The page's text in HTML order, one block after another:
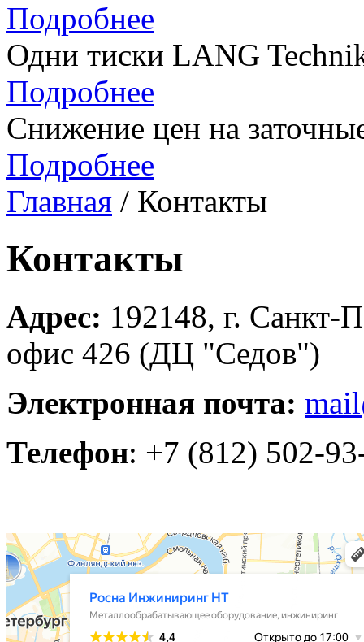
Подробнее
Одни тиски LANG
Подробнее
Снижение цен на
Подробнее
Главная / Контакты
Контакты
Адрес: 192148, г. Санкт-
офис 426 (ДЦ "Седов")
Электронная почта:
Телефон: +7 (812) 502-